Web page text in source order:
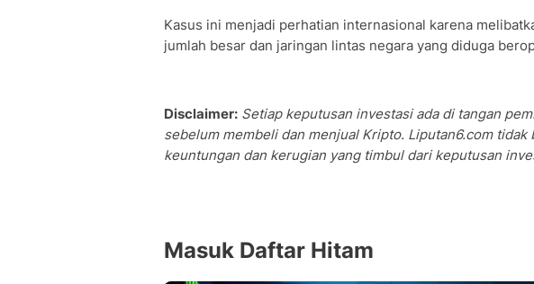
Kasus ini menjadi perhatian internasional karena
jumlah besar dan jaringan lintas negara yang diduga
Disclaimer: Setiap keputusan investasi ada di tangan
sebelum membeli dan menjual Kripto. Liputan6.com tidak
keuntungan dan kerugian yang timbul dari keputusan
Masuk Daftar Hitam